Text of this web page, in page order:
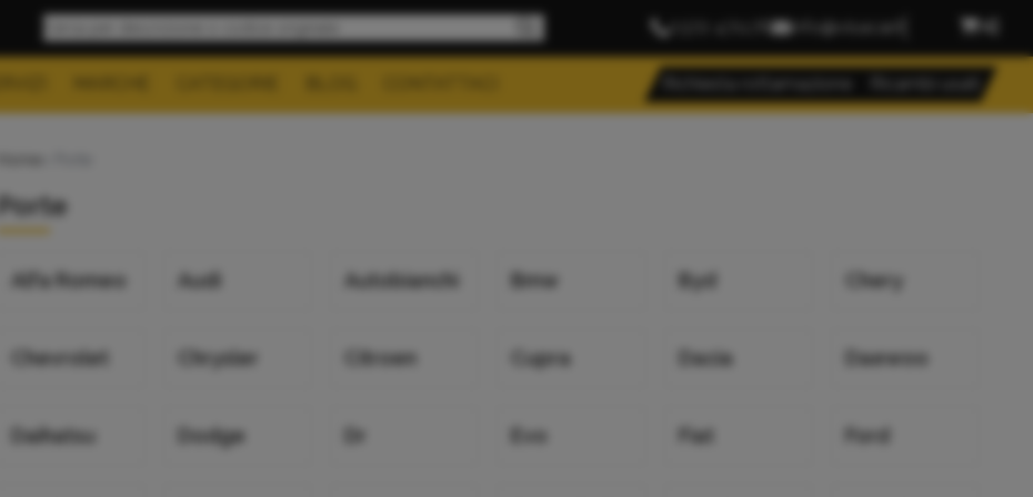
0372 471176 info@visacar.it
Porte
Alfa Romeo Audi Autobianchi Bmw Byd Chery
Chevrolet Chrysler Citroen Cupra Dacia Daewoo
Daihatsu Dodge Evo Fiat Ford